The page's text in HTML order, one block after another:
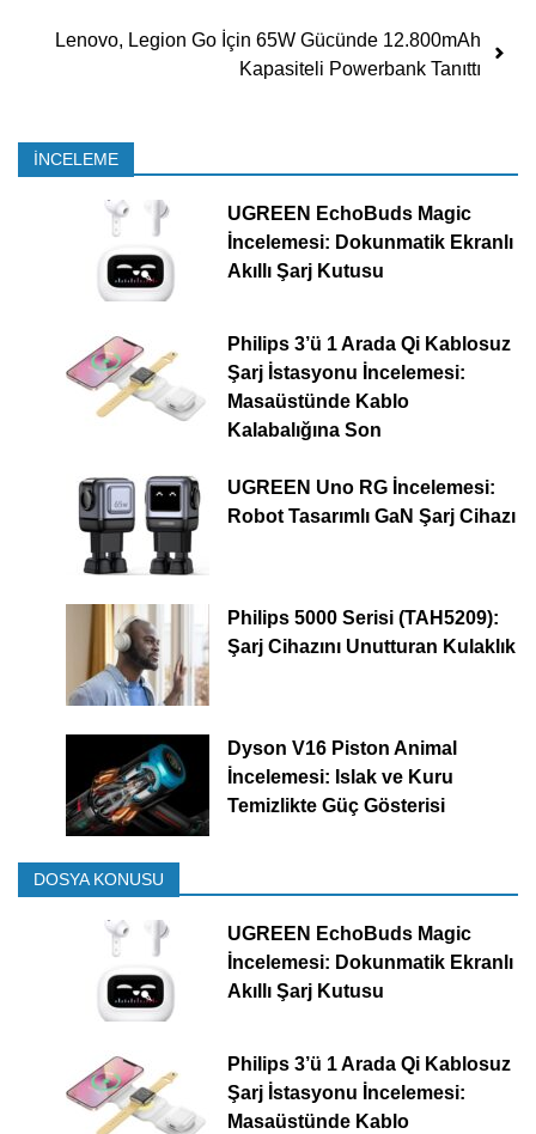
Lenovo, Legion Go İçin 65W Gücünde 12.800mAh
Kapasiteli Powerbank Tanıttı
İNCELEME
UGREEN EchoBuds Magic
İncelemesi: Dokunmatik Ekranlı
Akıllı Şarj Kutusu
Philips 3’ü 1 Arada Qi Kablosuz
Şarj İstasyonu İncelemesi:
Masaüstünde Kablo
Kalabalığına Son
UGREEN Uno RG İncelemesi:
Robot Tasarımlı GaN Şarj Cihazı
Philips 5000 Serisi (TAH5209):
Şarj Cihazını Unutturan Kulaklık
Dyson V16 Piston Animal
İncelemesi: Islak ve Kuru
Temizlikte Güç Gösterisi
DOSYA KONUSU
UGREEN EchoBuds Magic
İncelemesi: Dokunmatik Ekranlı
Akıllı Şarj Kutusu
Philips 3’ü 1 Arada Qi Kablosuz
Şarj İstasyonu İncelemesi:
Masaüstünde Kablo